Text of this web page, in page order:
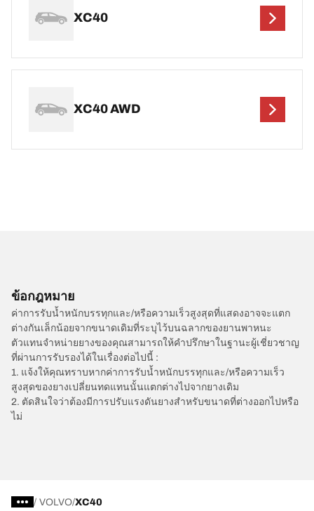
XC40
XC40 AWD
ข้อกฎหมาย
ค่าการรับน้ำหนักบรรทุกและ/หรือความเร็วสูงสุดที่แสดงอาจจะแตก
ต่างกันเล็กน้อยจากขนาดเดิมที่ระบุไว้บนฉลากของยานพาหนะ
ตัวแทนจำหน่ายยางของคุณสามารถให้คำปรึกษาในฐานะผู้เชี่ยวชาญ
ที่ผ่านการรับรองได้ในเรื่องต่อไปนี้ :
1. แจ้งให้คุณทราบหากค่าการรับน้ำหนักบรรทุกและ/หรือความเร็ว
สูงสุดของยางเปลี่ยนทดแทนนั้นแตกต่างไปจากยางเดิม
2. ตัดสินใจว่าต้องมีการปรับแรงดันยางสำหรับขนาดที่ต่างออกไปหรือ
ไม่
/ VOLVO XC40